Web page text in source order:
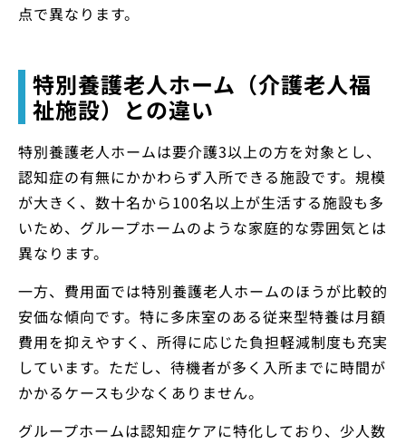
点で異なります。
特別養護老人ホーム（介護老人福
祉施設）との違い
特別養護老人ホームは要介護3以上の方を対象とし、
認知症の有無にかかわらず入所できる施設です。規模
が大きく、数十名から100名以上が生活する施設も多
いため、グループホームのような家庭的な雰囲気とは
異なります。
一方、費用面では特別養護老人ホームのほうが比較的
安価な傾向です。特に多床室のある従来型特養は月額
費用を抑えやすく、所得に応じた負担軽減制度も充実
しています。ただし、待機者が多く入所までに時間が
かかるケースも少なくありません。
グループホームは認知症ケアに特化しており、少人数